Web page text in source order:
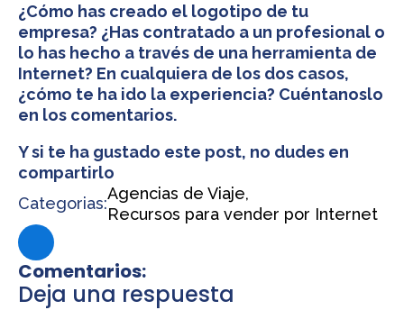
¿Cómo has creado el logotipo de tu
empresa? ¿Has contratado a un profesional o
lo has hecho a través de una herramienta de
Internet? En cualquiera de los dos casos,
¿cómo te ha ido la experiencia? Cuéntanoslo
en los comentarios.
Y si te ha gustado este post, no dudes en
compartirlo
Categorias:
Agencias de Viaje
Recursos para vender por Internet
Comentarios:
Deja una respuesta